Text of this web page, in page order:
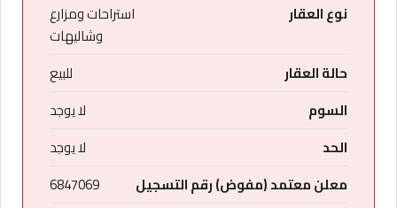
نوع العقار
استراحات ومزارع
وشاليهات
حالة العقار
للبيع
السوم
لا يوجد
الحد
لا يوجد
معلن معتمد (مفوض) رقم التسجيل
6847069